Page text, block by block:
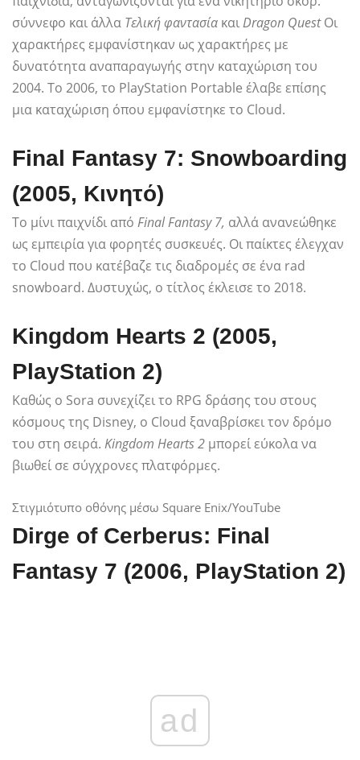
σύννεφο και άλλα Τελική φαντασία καιDragon QuestΟι
χαρακτήρες εμφανίστηκαν ως χαρακτήρες με
δυνατότητα αναπαραγωγής στην καταχώριση του
2004. Το 2006, το PlayStation Portable έλαβε επίσης
μια καταχώριση όπου εμφανίστηκε το Cloud.
Final Fantasy 7: Snowboarding
(2005, Κινητό)
Το μίνι παιχνίδι από Final Fantasy 7, αλλά ανανεώθηκε
ως εμπειρία για φορητές συσκευές. Οι παίκτες έλεγχαν
το Cloud που κατέβαζε τις διαδρομές σε ένα rad
snowboard. Δυστυχώς, ο τίτλος έκλεισε το 2018.
Kingdom Hearts 2 (2005,
PlayStation 2)
Καθώς ο Sora συνεχίζει το RPG δράσης του στους
κόσμους της Disney, ο Cloud ξαναβρίσκει τον δρόμο
του στη σειρά. Kingdom Hearts 2 μπορεί εύκολα να
βιωθεί σε σύγχρονες πλατφόρμες.
Στιγμιότυπο οθόνης μέσω Square Enix/YouTube
Dirge of Cerberus: Final
Fantasy 7 (2006, PlayStation 2)
ad